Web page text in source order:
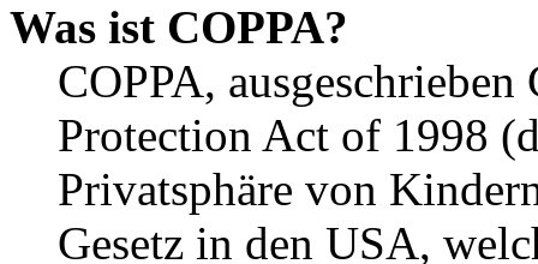
Was ist COPPA?
COPPA,
Protection Act of 1998
Privatsphäre von
Gesetz in den USA,